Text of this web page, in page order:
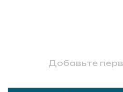
Добавьте